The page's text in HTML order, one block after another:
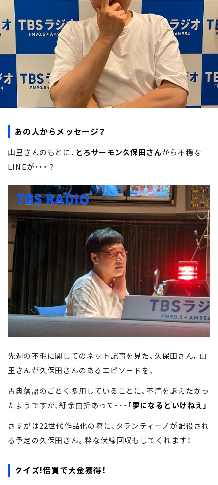
会社情報
あの人からメッセージ？
山里さんのもとに、 とろサーモン久保田さんから不穏な
LINEが・・・？
先週の不毛に関してのネット記事を見た、久保田さん。山
里さんが久保田さんのあるエピソードを、
古典落語のごとく多用していることに、不満を訴えたかっ
たようですが、紆余曲折あって・・・ 「夢になるといけねえ」
さすがは22世代作品化の際に、タランティーノが配役され
る予定の久保田さん。粋な伏線回収もしてくれます！
クイズ!倍買で大金獲得！